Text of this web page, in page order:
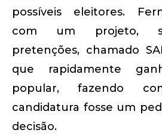
possíveis eleitores.
com um projeto,
pretenções, chamado
que rapidamente
popular, fazendo
candidatura fosse um
decisão.